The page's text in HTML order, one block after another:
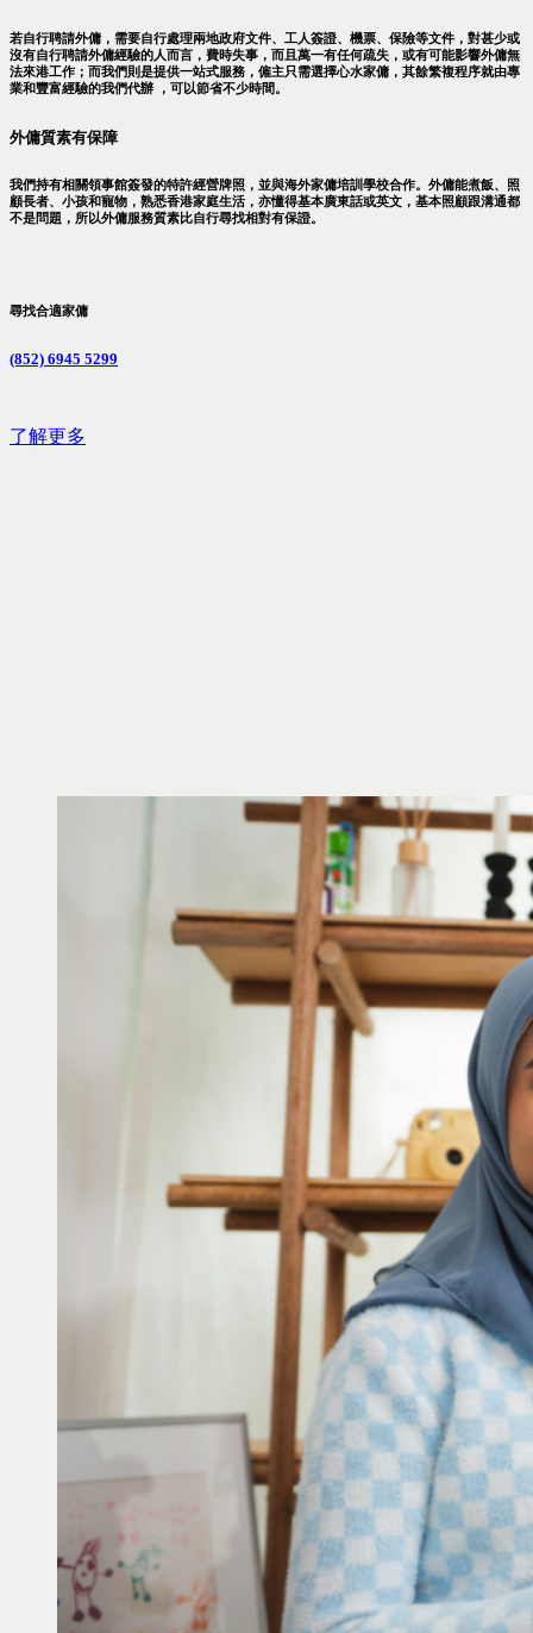
若自行聘請外傭，需要自行處理兩地政府文件、工人簽證、機票、保險等文件，對甚少或
沒有自行聘請外傭經驗的人而言，費時失事，而且萬一有任何疏失，或有可能影響外傭無
法來港工作；而我們則是提供一站式服務，僱主只需選擇心水家傭，其餘繁複程序就由專
業和豐富經驗的我們代辦 ，可以節省不少時間。
外傭質素有保障
我們持有相關領事館簽發的特許經營牌照，並與海外家傭培訓學校合作。外傭能煮飯、照
顧長者、小孩和寵物，熟悉香港家庭生活，亦懂得基本廣東話或英文，基本照顧跟溝通都
不是問題，所以外傭服務質素比自行尋找相對有保證。
尋找合適家傭
(852) 6945 5299
了解更多